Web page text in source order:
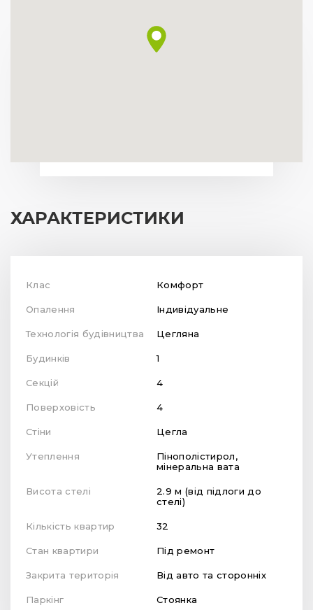
ХАРАКТЕРИСТИКИ
Клас Комфорт
Опалення Індивідуальне
Технологія будівництва Цегляна
Будинків 1
Секцій 4
Поверховість 4
Стіни Цегла
Утеплення
Пінополістирол,
мінеральна вата
Висота стелі
2.9 м (від підлоги до
стелі)
Кількість квартир 32
Стан квартири Під ремонт
Закрита територія Від авто та сторонніх
Паркінг Стоянка